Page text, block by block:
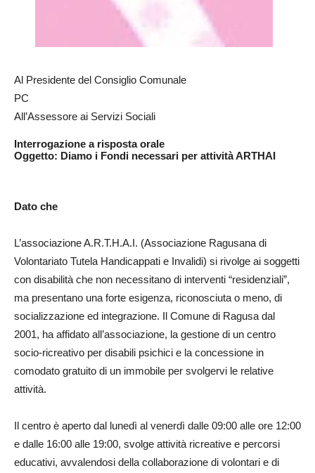
Al Presidente del Consiglio Comunale
PC
All’Assessore ai Servizi Sociali
Interrogazione a risposta orale
Oggetto: Diamo i Fondi necessari per attività ARTHAI
Dato che
L’associazione A.R.T.H.A.I. (Associazione Ragusana di
Volontariato Tutela Handicappati e Invalidi) si rivolge ai soggetti
con disabilità che non necessitano di interventi “residenziali”,
ma presentano una forte esigenza, riconosciuta o meno, di
socializzazione ed integrazione. Il Comune di Ragusa dal
2001, ha affidato all’associazione, la gestione di un centro
socio-ricreativo per disabili psichici e la concessione in
comodato gratuito di un immobile per svolgervi le relative
attività.
Il centro è aperto dal lunedì al venerdì dalle 09:00 alle ore 12:00
e dalle 16:00 alle 19:00, svolge attività ricreative e percorsi
educativi, avvalendosi della collaborazione di volontari e di